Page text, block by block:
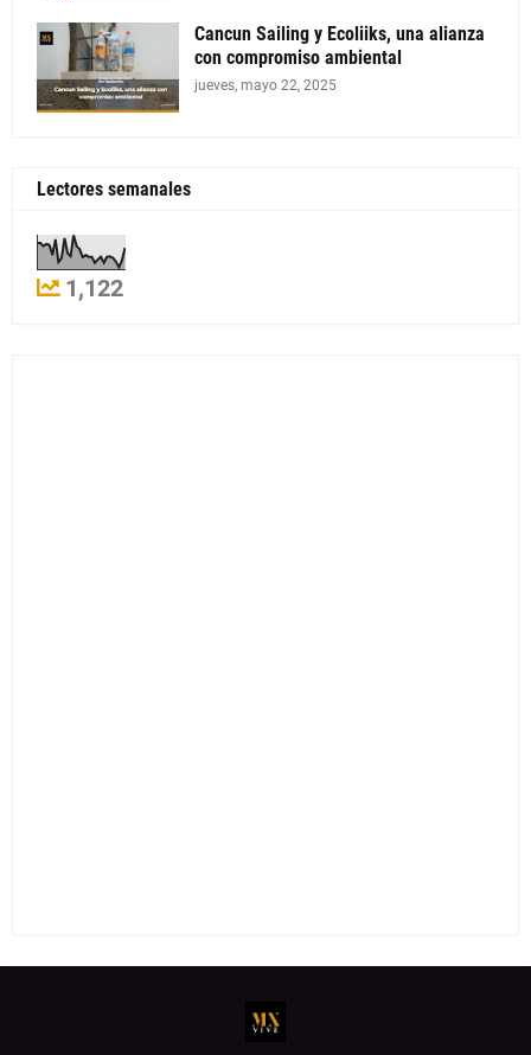
Cancun Sailing y Ecoliiks, una alianza
con compromiso ambiental
jueves, mayo 22, 2025
Lectores semanales
1,122